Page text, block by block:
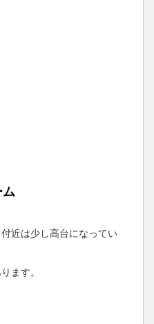
ム
近は少し高台になってい
ます。